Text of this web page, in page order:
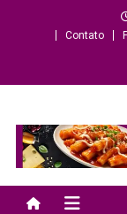
Contato